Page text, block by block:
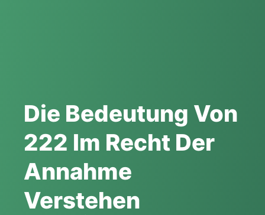
Die Bedeutung Von
222 Im Recht Der
Annahme
Verstehen